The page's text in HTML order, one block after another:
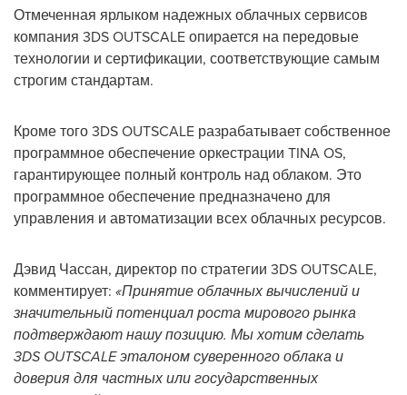
Отмеченная ярлыком надежных облачных сервисов
компания 3DS OUTSCALE опирается на передовые
технологии и сертификации, соответствующие самым
строгим стандартам.
Кроме того 3DS OUTSCALE разрабатывает собственное
программное обеспечение оркестрации TINA OS,
гарантирующее полный контроль над облаком. Это
программное обеспечение предназначено для
управления и автоматизации всех облачных ресурсов.
Дэвид Чассан, директор по стратегии 3DS OUTSCALE,
комментирует: «Принятие облачных вычислений и
значительный потенциал роста мирового рынка
подтверждают нашу позицию. Мы хотим сделать
3DS OUTSCALE эталоном суверенного облака и
доверия для частных или государственных